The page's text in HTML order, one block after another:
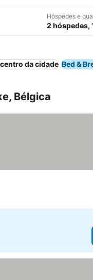
Hóspedes e
2 hóspedes,
da cidade Bed &
Bélgica